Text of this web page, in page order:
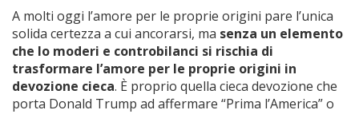
A molti oggi l’amore per le proprie origini pare l’unica
solida certezza a cui ancorarsi, ma senza un elemento
che lo moderi e controbilanci si rischia di
trasformare l’amore per le proprie origini in
devozione cieca. È proprio quella cieca devozione che
porta Donald Trump ad affermare “Prima l’America” o